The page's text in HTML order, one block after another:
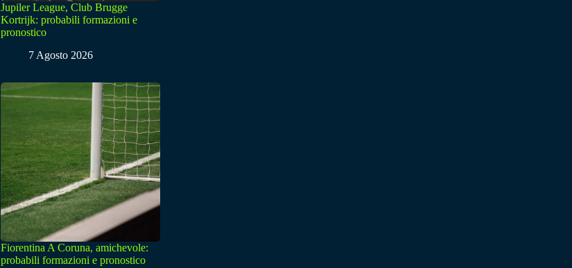
Jupiler League, Club Brugge
Kortrijk: probabili formazioni e
pronostico
7 Agosto 2026
Fiorentina A Coruna, amichevole:
probabili formazioni e pronostico